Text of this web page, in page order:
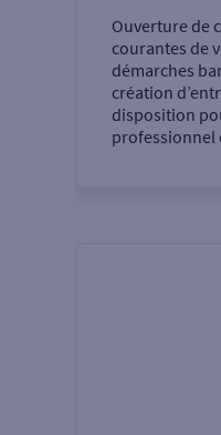
Ouverture de
courantes de
démarches
création
disposition
professionnel